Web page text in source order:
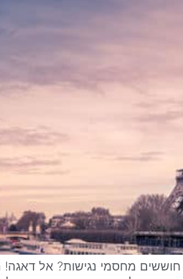
מחסמי נגישות? אל דאגה!